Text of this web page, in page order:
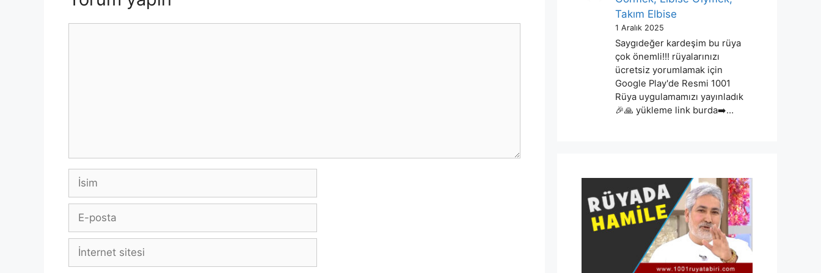
İsim
posta
İnternet
sitesi
Takım Elbise
1 Aralık 2025
Saygıdeğer kardeşim bu rüya
çok önemli!!! rüyalarınızı
ücretsiz yorumlamak için
Google Play'de Resmi 1001
Rüya uygulamamızı yayınladık
🎉🙏 yükleme link burda➡️…